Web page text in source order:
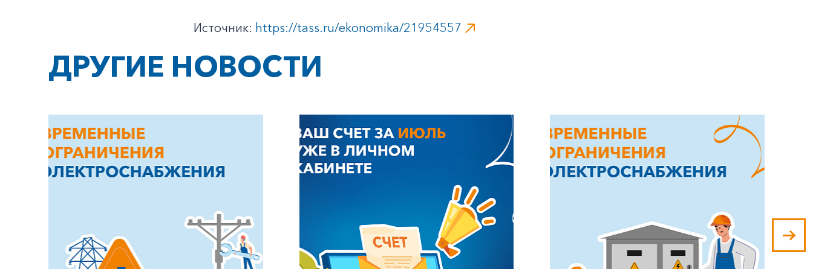
+7-800-700-24-57
Заказать обратный звонок
Частным клиентам
Источник: https://tass.ru/ekonomika/21954557
ДРУГИЕ НОВОСТИ